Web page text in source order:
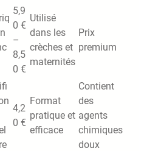
5,9
0 €
–
8,5
0 €
Utilisé
dans les
crèches et
maternités
Prix
premium
4,2
0 €
Format
pratique et
efficace
Contient
des
agents
chimiques
doux